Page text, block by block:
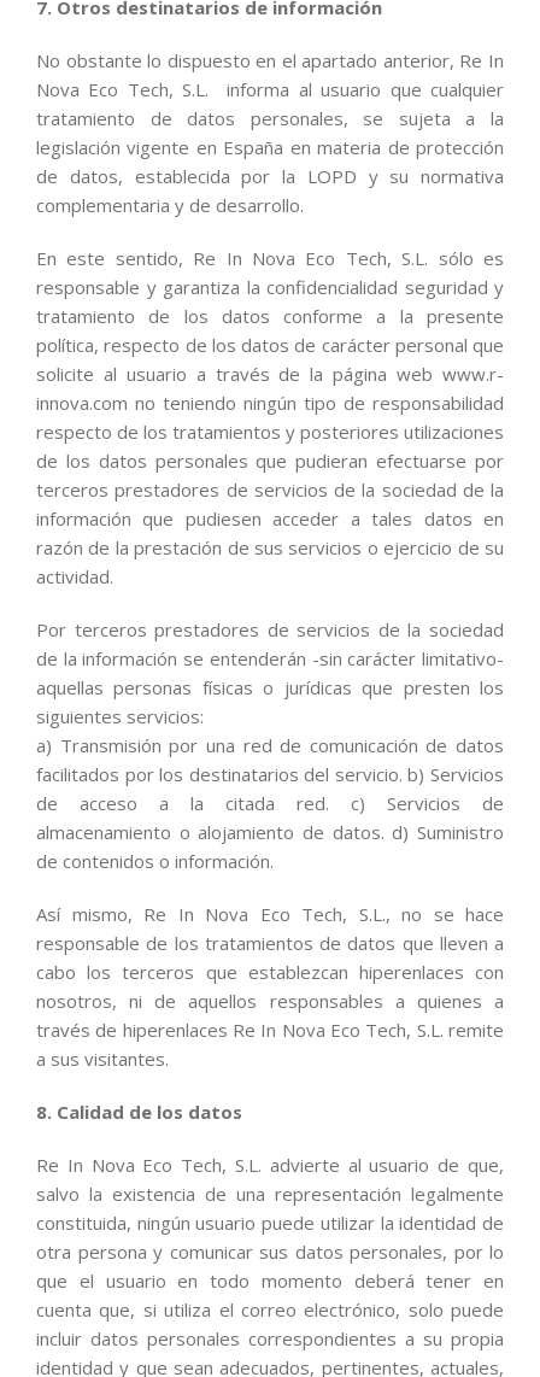
7. Otros destinatarios de información
No obstante lo dispuesto en el apartado anterior, Re In
Nova Eco Tech, S.L. informa al usuario que cualquier
tratamiento de datos personales, se sujeta a la
legislación vigente en España en materia de protección
de datos, establecida por la LOPD y su normativa
complementaria y de desarrollo.
En este sentido, Re In Nova Eco Tech, S.L. sólo es
responsable y garantiza la confidencialidad seguridad y
tratamiento de los datos conforme a la presente
política, respecto de los datos de carácter personal que
solicite al usuario a través de la página web www.r-
innova.com no teniendo ningún tipo de responsabilidad
respecto de los tratamientos y posteriores utilizaciones
de los datos personales que pudieran efectuarse por
terceros prestadores de servicios de la sociedad de la
información que pudiesen acceder a tales datos en
razón de la prestación de sus servicios o ejercicio de su
actividad.
Por terceros prestadores de servicios de la sociedad
de la información se entenderán -sin carácter limitativo-
aquellas personas físicas o jurídicas que presten los
siguientes servicios:
a) Transmisión por una red de comunicación de datos
facilitados por los destinatarios del servicio. b) Servicios
de acceso a la citada red. c) Servicios de
almacenamiento o alojamiento de datos. d) Suministro
de contenidos o información.
Así mismo, Re In Nova Eco Tech, S.L., no se hace
responsable de los tratamientos de datos que lleven a
cabo los terceros que establezcan hiperenlaces con
nosotros, ni de aquellos responsables a quienes a
través de hiperenlaces Re In Nova Eco Tech, S.L. remite
a sus visitantes.
8. Calidad de los datos
Re In Nova Eco Tech, S.L. advierte al usuario de que,
salvo la existencia de una representación legalmente
constituida, ningún usuario puede utilizar la identidad de
otra persona y comunicar sus datos personales, por lo
que el usuario en todo momento deberá tener en
cuenta que, si utiliza el correo electrónico, solo puede
incluir datos personales correspondientes a su propia
identidad y que sean adecuados, pertinentes, actuales,